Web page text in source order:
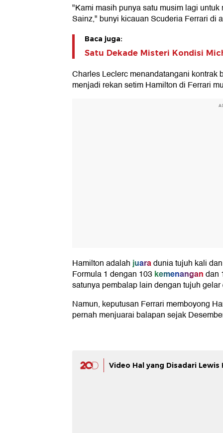
"Kami masih punya satu musim lagi
Sainz," bunyi kicauan Scuderia Ferrari di
Baca juga:
Satu Dekade Misteri Kondisi
Charles Leclerc menandatangani kontrak
menjadi rekan setim Hamilton di Ferrari
Hamilton adalahjuaradunia tujuh kali
Formula 1 dengan 103kemenangandan
satunya pembalap lain dengan tujuh gelar
Namun, keputusan Ferrari memboyong
pernah menjuarai balapan sejak
Video Hal yang Disadari